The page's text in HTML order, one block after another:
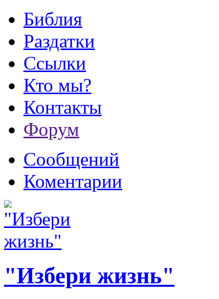
Библия
Раздатки
Ссылки
Кто мы?
Контакты
Форум
Сообщений
Коментарии
"Избери жизнь"